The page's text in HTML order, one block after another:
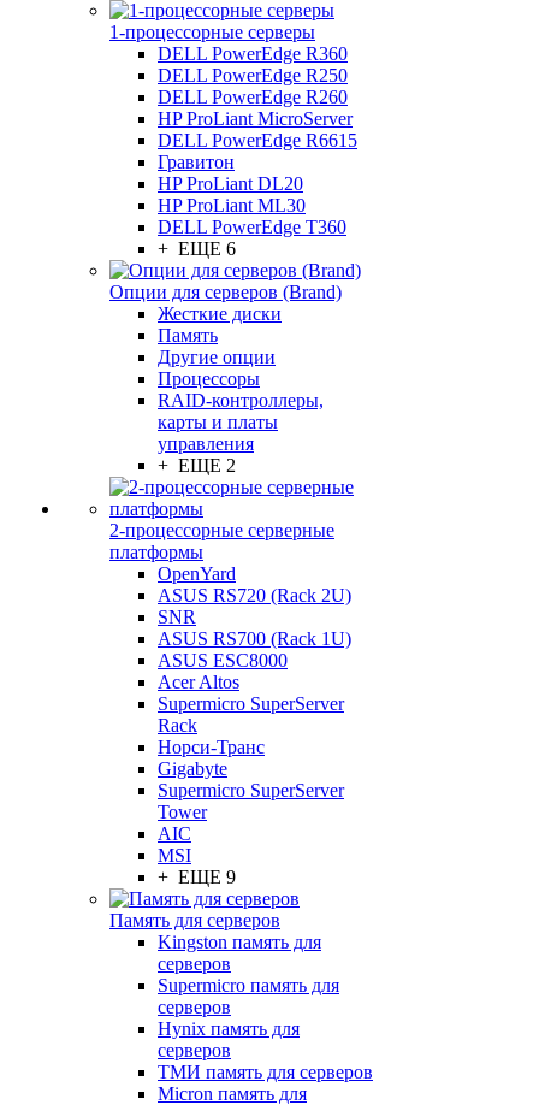
1-процессорные серверы
DELL PowerEdge R360
DELL PowerEdge R250
DELL PowerEdge R260
HP ProLiant MicroServer
DELL PowerEdge R6615
Гравитон
HP ProLiant DL20
HP ProLiant ML30
DELL PowerEdge T360
+ ЕЩЕ 6
Опции для серверов (Brand)
Жесткие диски
Память
Другие опции
Процессоры
RAID-контроллеры,
карты и платы
управления
+ ЕЩЕ 2
2-процессорные серверные
платформы
OpenYard
ASUS RS720 (Rack 2U)
SNR
ASUS RS700 (Rack 1U)
ASUS ESC8000
Acer Altos
Supermicro SuperServer
Rack
Норси-Транс
Gigabyte
Supermicro SuperServer
Tower
AIC
MSI
+ ЕЩЕ 9
Память для серверов
Kingston память для
серверов
Supermicro память для
серверов
Hynix память для
серверов
ТМИ память для серверов
Micron память для